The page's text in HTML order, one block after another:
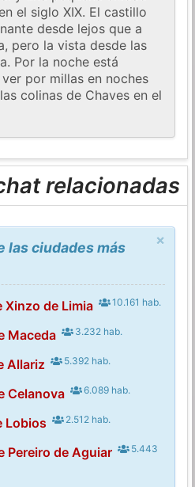
el siglo XIX. El castillo
desde lejos que a
pero la vista desde las
Por la noche está
por millas en noches
colinas de Chaves en el
relacionadas
×
las ciudades más
Xinzo de Limia 10.161 hab.
Maceda 3.232 hab.
Allariz 5.392 hab.
Celanova 6.089 hab.
Lobios 2.512 hab.
Pereiro de Aguiar
5.443